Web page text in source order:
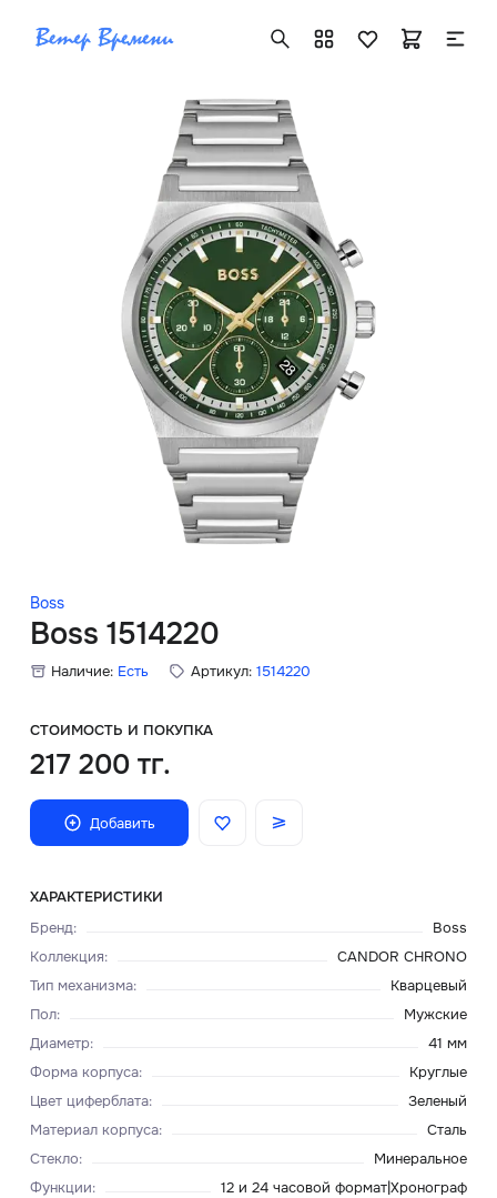
Boss
Boss 1514220
Наличие: Есть Артикул: 1514220
СТОИМОСТЬ И ПОКУПКА
217 200 тг.
Добавить
ХАРАКТЕРИСТИКИ
Бренд:
Boss
Коллекция:
CANDOR CHRONO
Тип механизма:
Кварцевый
Пол:
Мужские
Диаметр:
41 мм
Форма корпуса:
Круглые
Цвет циферблата:
Зеленый
Материал корпуса:
Сталь
Стекло:
Минеральное
Функции:
12 и 24 часовой формат|Хронограф
+7 ( 705 ) 181-42-50
info@vetervremeni.kz
Авторизация
Каталог
Мужские часы
Женские часы
Скидки
Главная
О нас